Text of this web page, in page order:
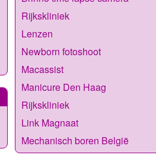
Rijkskliniek
Lenzen
Newborn fotoshoot
Macassist
Manicure Den Haag
Rijkskliniek
Link Magnaat
Mechanisch boren België